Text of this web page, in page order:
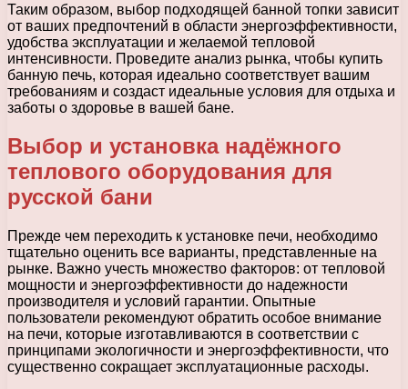
Таким образом, выбор подходящей банной топки зависит
от ваших предпочтений в области энергоэффективности,
удобства эксплуатации и желаемой тепловой
интенсивности. Проведите анализ рынка, чтобы купить
банную печь, которая идеально соответствует вашим
требованиям и создаст идеальные условия для отдыха и
заботы о здоровье в вашей бане.
Выбор и установка надёжного
теплового оборудования для
русской бани
Прежде чем переходить к установке печи, необходимо
тщательно оценить все варианты, представленные на
рынке. Важно учесть множество факторов: от тепловой
мощности и энергоэффективности до надежности
производителя и условий гарантии. Опытные
пользователи рекомендуют обратить особое внимание
на печи, которые изготавливаются в соответствии с
принципами экологичности и энергоэффективности, что
существенно сокращает эксплуатационные расходы.